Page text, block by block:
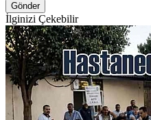
Gönder
İlginizi Çekebilir